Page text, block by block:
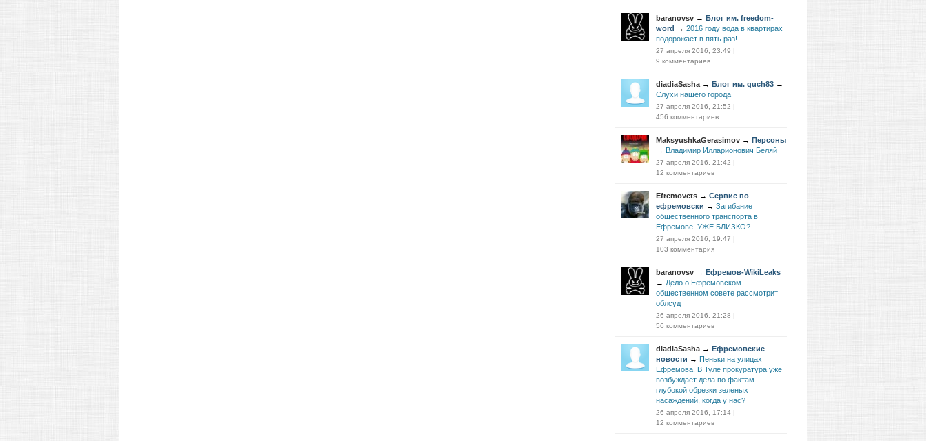
baranovsv → Блог им. freedom-
word → 2016 году вода в квартирах
подорожает в пять раз!
27 апреля 2016, 23:49 |
9 комментариев
diadiaSasha → Блог им. guch83 →
Слухи нашего города
27 апреля 2016, 21:52 |
456 комментариев
MaksyushkaGerasimov → Персоны
→ Владимир Илларионович Беляй
27 апреля 2016, 21:42 |
12 комментариев
Efremovets → Сервис по
ефремовски → Загибание
общественного транспорта в
Ефремове. УЖЕ БЛИЗКО?
27 апреля 2016, 19:47 |
103 комментария
baranovsv → Ефремов-WikiLeaks
→ Дело о Ефремовском
общественном совете рассмотрит
облсуд
26 апреля 2016, 21:28 |
56 комментариев
diadiaSasha → Ефремовские
новости → Пеньки на улицах
Ефремова. В Туле прокуратура уже
возбуждает дела по фактам
глубокой обрезки зеленых
насаждений, когда у нас?
26 апреля 2016, 17:14 |
12 комментариев